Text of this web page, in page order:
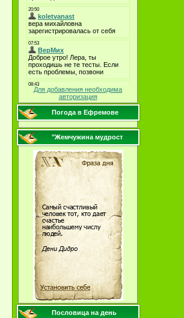
Для добавления необходима
авторизация
Погода в Ефремове
"Жемчужина мудрост
Пословица на день